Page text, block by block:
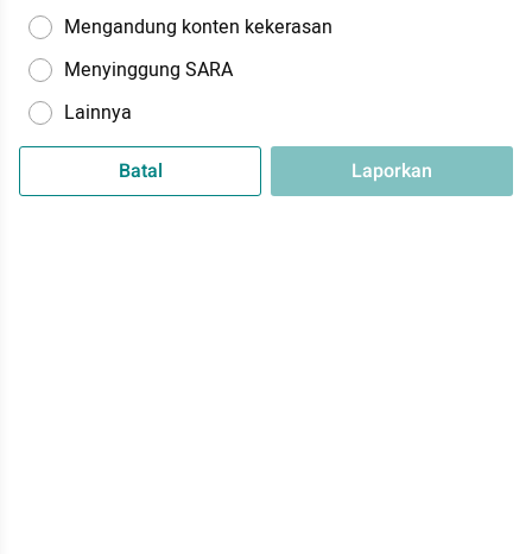
Mengandung konten kekerasan
Menyinggung SARA
Lainnya
Batal Laporkan